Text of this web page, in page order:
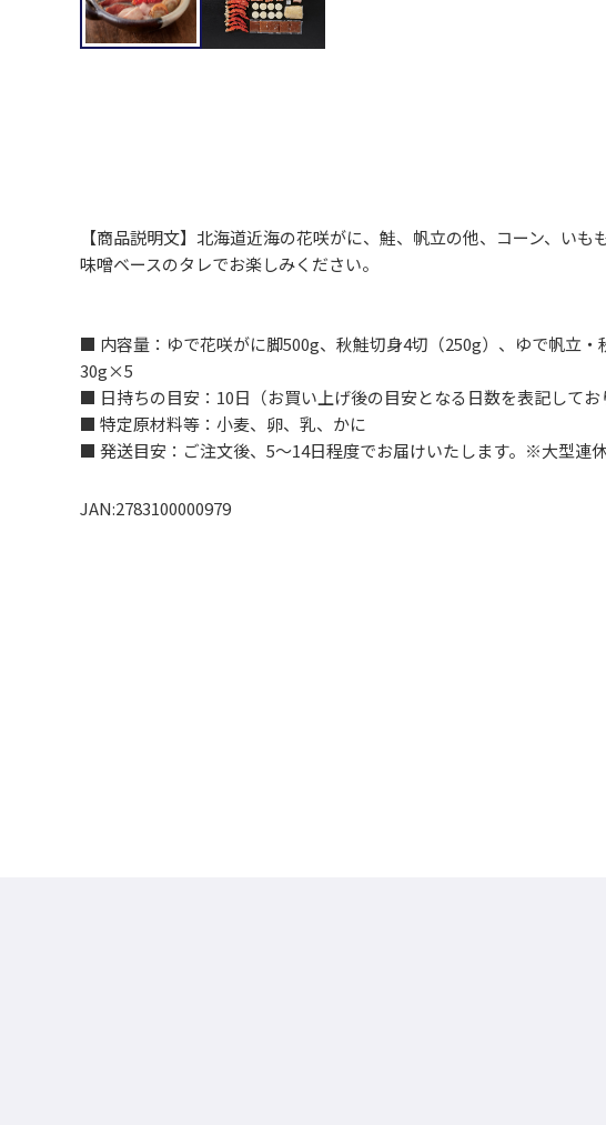
【商品説明文】北海道近海の花咲がに、鮭、帆立の他、コーン、いも
味噌ベースのタレでお楽しみください。
■ 内容量：ゆで花咲がに脚500g、秋鮭切身4切（250g）、ゆで帆立
30g×5
■ 日持ちの目安：10日（お買い上げ後の目安となる日数を表記してお
■ 特定原材料等：小麦、卵、乳、かに
■ 発送目安：ご注文後、5～14日程度でお届けいたします。※大型連
JAN:2783100000979